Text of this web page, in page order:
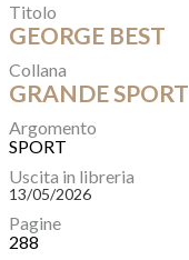
Titolo
GEORGE BEST
Collana
GRANDE SPORT
Argomento
SPORT
Uscita in libreria
13/05/2026
Pagine
288